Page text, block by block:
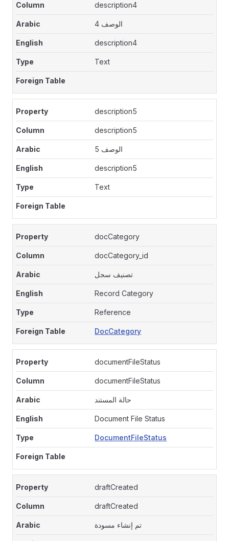
description4
الوصف 4
description4
Text
description5
description5
الوصف 5
description5
Text
docCategory
docCategory_id
تصنيف سجل
Record Category
Reference
DocCategory
documentFileStatus
documentFileStatus
حالة المستند
Document File Status
DocumentFileStatus
draftCreated
draftCreated
تم إنشاء مسودة